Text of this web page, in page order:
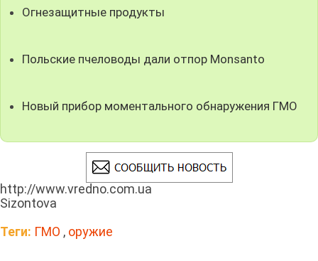
Огнезащитные продукты
Польские пчеловоды дали отпор Monsanto
Новый прибор моментального обнаружения ГМО
http://www.vredno.com.ua
Sizontova
Теги: ГМО , оружие